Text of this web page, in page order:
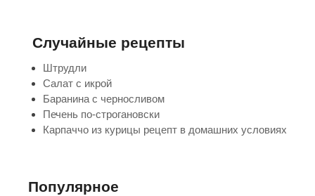
Случайные рецепты
Штрудли
Салат с икрой
Баранина с черносливом
Печень по-строгановски
Карпаччо из курицы рецепт в домашних условиях
Популярное